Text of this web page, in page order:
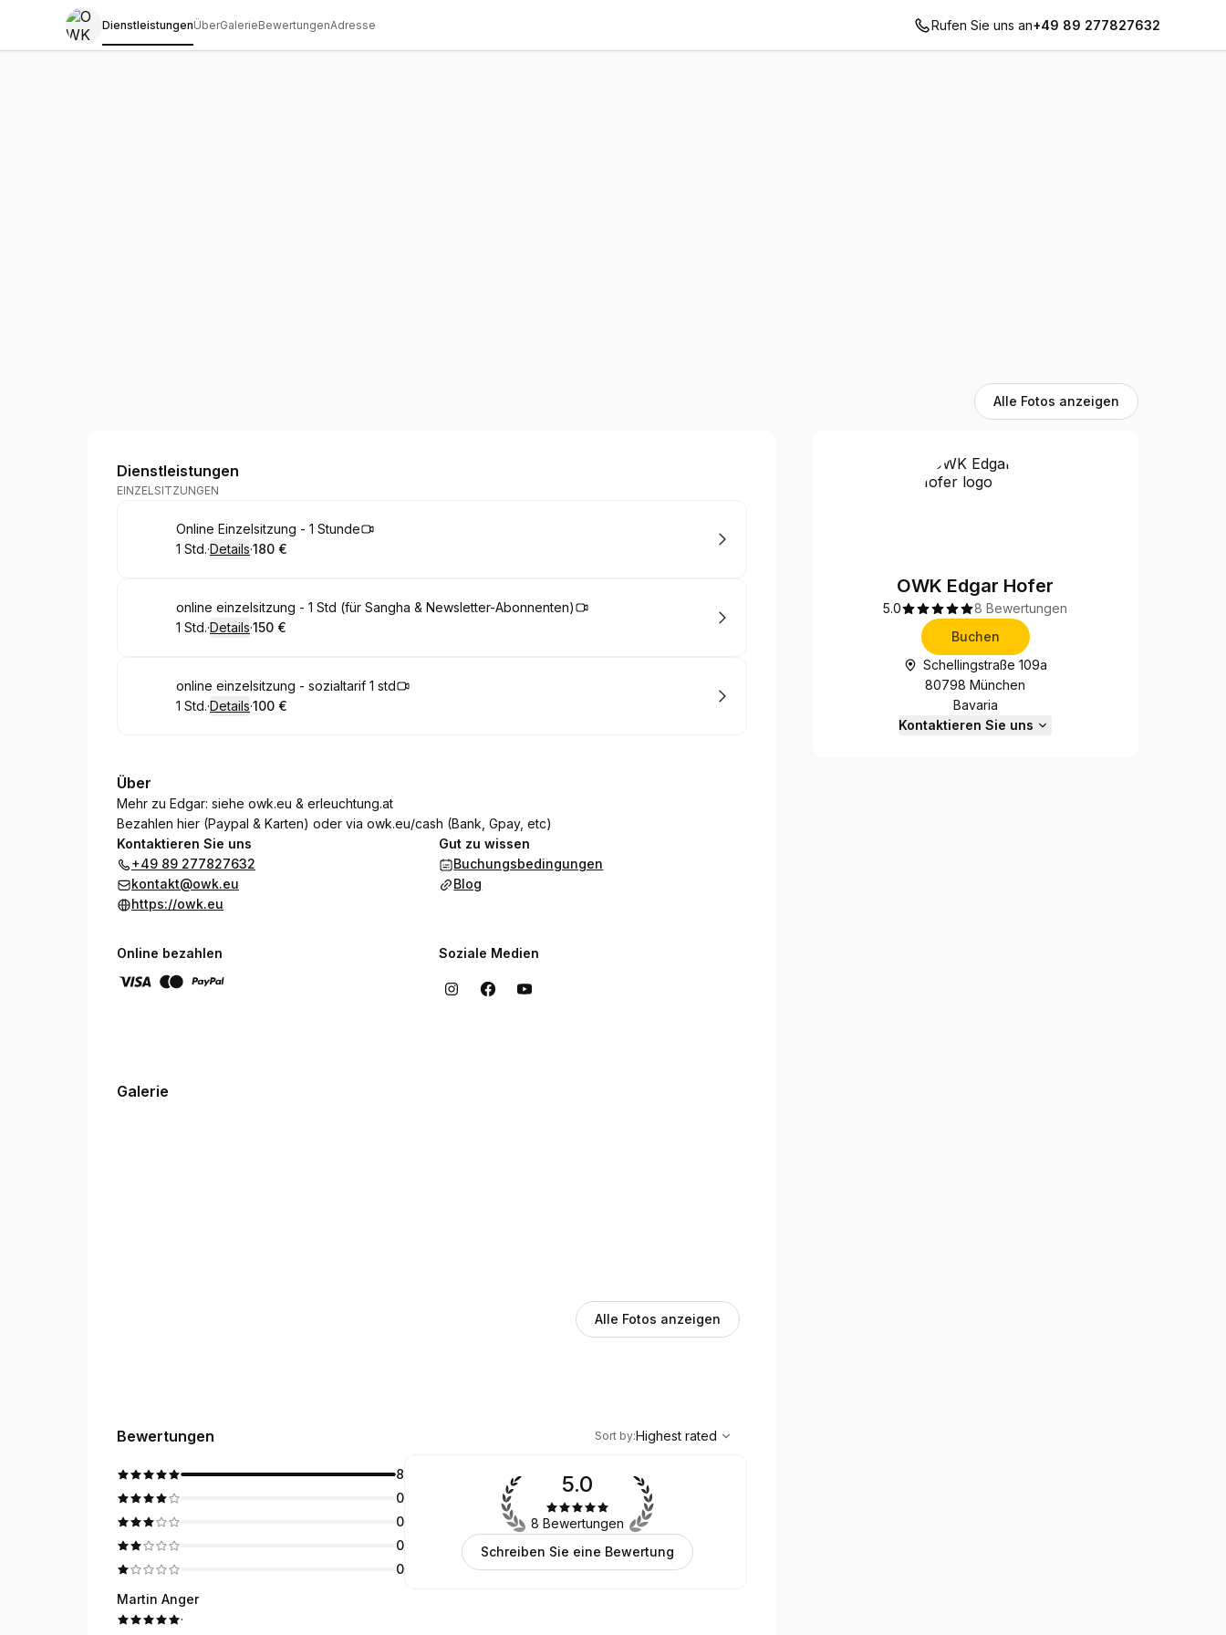
DienstleistungenÜberGalerieBewertungenAdresse Rufen Sie uns an+49 89 277827632
Alle Fotos anzeigen
OWK Edgar Hofer
Dienstleistungen
EINZELSITZUNGEN
Buchen
Online Einzelsitzung - 1 Stunde
. Dauer:
1 Std.·Details·
.Preis
180 €
Buchen
online einzelsitzung - 1 Std (für Sangha & Newsletter-Abonnenten)
. Dauer:
1 Std.·Details·
.Preis
150 €
Buchen
online einzelsitzung - sozialtarif 1 std
. Dauer:
1 Std.·Details·
.Preis
100 €
Über
Mehr zu Edgar: siehe owk.eu & erleuchtung.at
Bezahlen hier (Paypal & Karten) oder via owk.eu/cash (Bank, Gpay, etc)
Kontaktieren Sie uns
+49 89 277827632
kontakt@owk.eu
https://owk.eu
Gut zu wissen
Buchungsbedingungen
Blog
Online bezahlen Soziale Medien
Galerie
Alle Fotos anzeigen
Bewertungen
Highest rated
Sort by:Highest rated
8
0
0
0
0
5.0
8 Bewertungen
Schreiben Sie eine Bewertung
Martin Anger
·
OWK Edgar Hofer
5.0
8 Bewertungen
Buchen
Schellingstraße 109a
80798 München
Bavaria
Kontaktieren Sie uns